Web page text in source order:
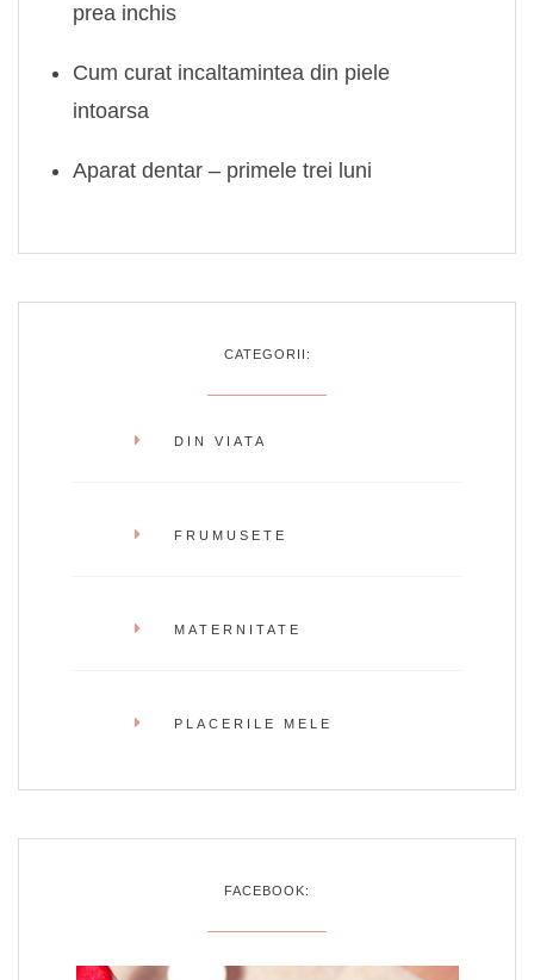
prea inchis
Cum curat incaltamintea din piele
intoarsa
Aparat dentar – primele trei luni
CATEGORII:
DIN VIATA
FRUMUSETE
MATERNITATE
PLACERILE MELE
FACEBOOK: